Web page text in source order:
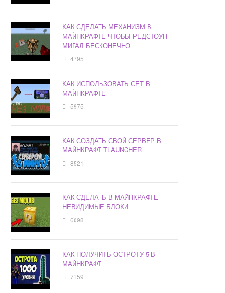
КАК СДЕЛАТЬ МЕХАНИЗМ В
МАЙНКРАФТЕ ЧТОБЫ РЕДСТОУН
МИГАЛ БЕСКОНЕЧНО
4795
КАК ИСПОЛЬЗОВАТЬ СЕТ В
МАЙНКРАФТЕ
5975
КАК СОЗДАТЬ СВОЙ СЕРВЕР В
МАЙНКРАФТ TLAUNCHER
8521
КАК СДЕЛАТЬ В МАЙНКРАФТЕ
НЕВИДИМЫЕ БЛОКИ
6098
КАК ПОЛУЧИТЬ ОСТРОТУ 5 В
МАЙНКРАФТ
7159